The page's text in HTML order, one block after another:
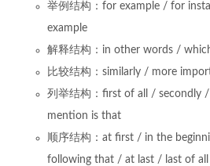
举例结构：for example / for
example
解释结构：in other words /
比较结构：similarly / more
列举结构：first of all / secondly
mention is that
顺序结构：at first / in the
following that / at last / last of all